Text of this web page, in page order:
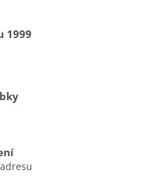
1999